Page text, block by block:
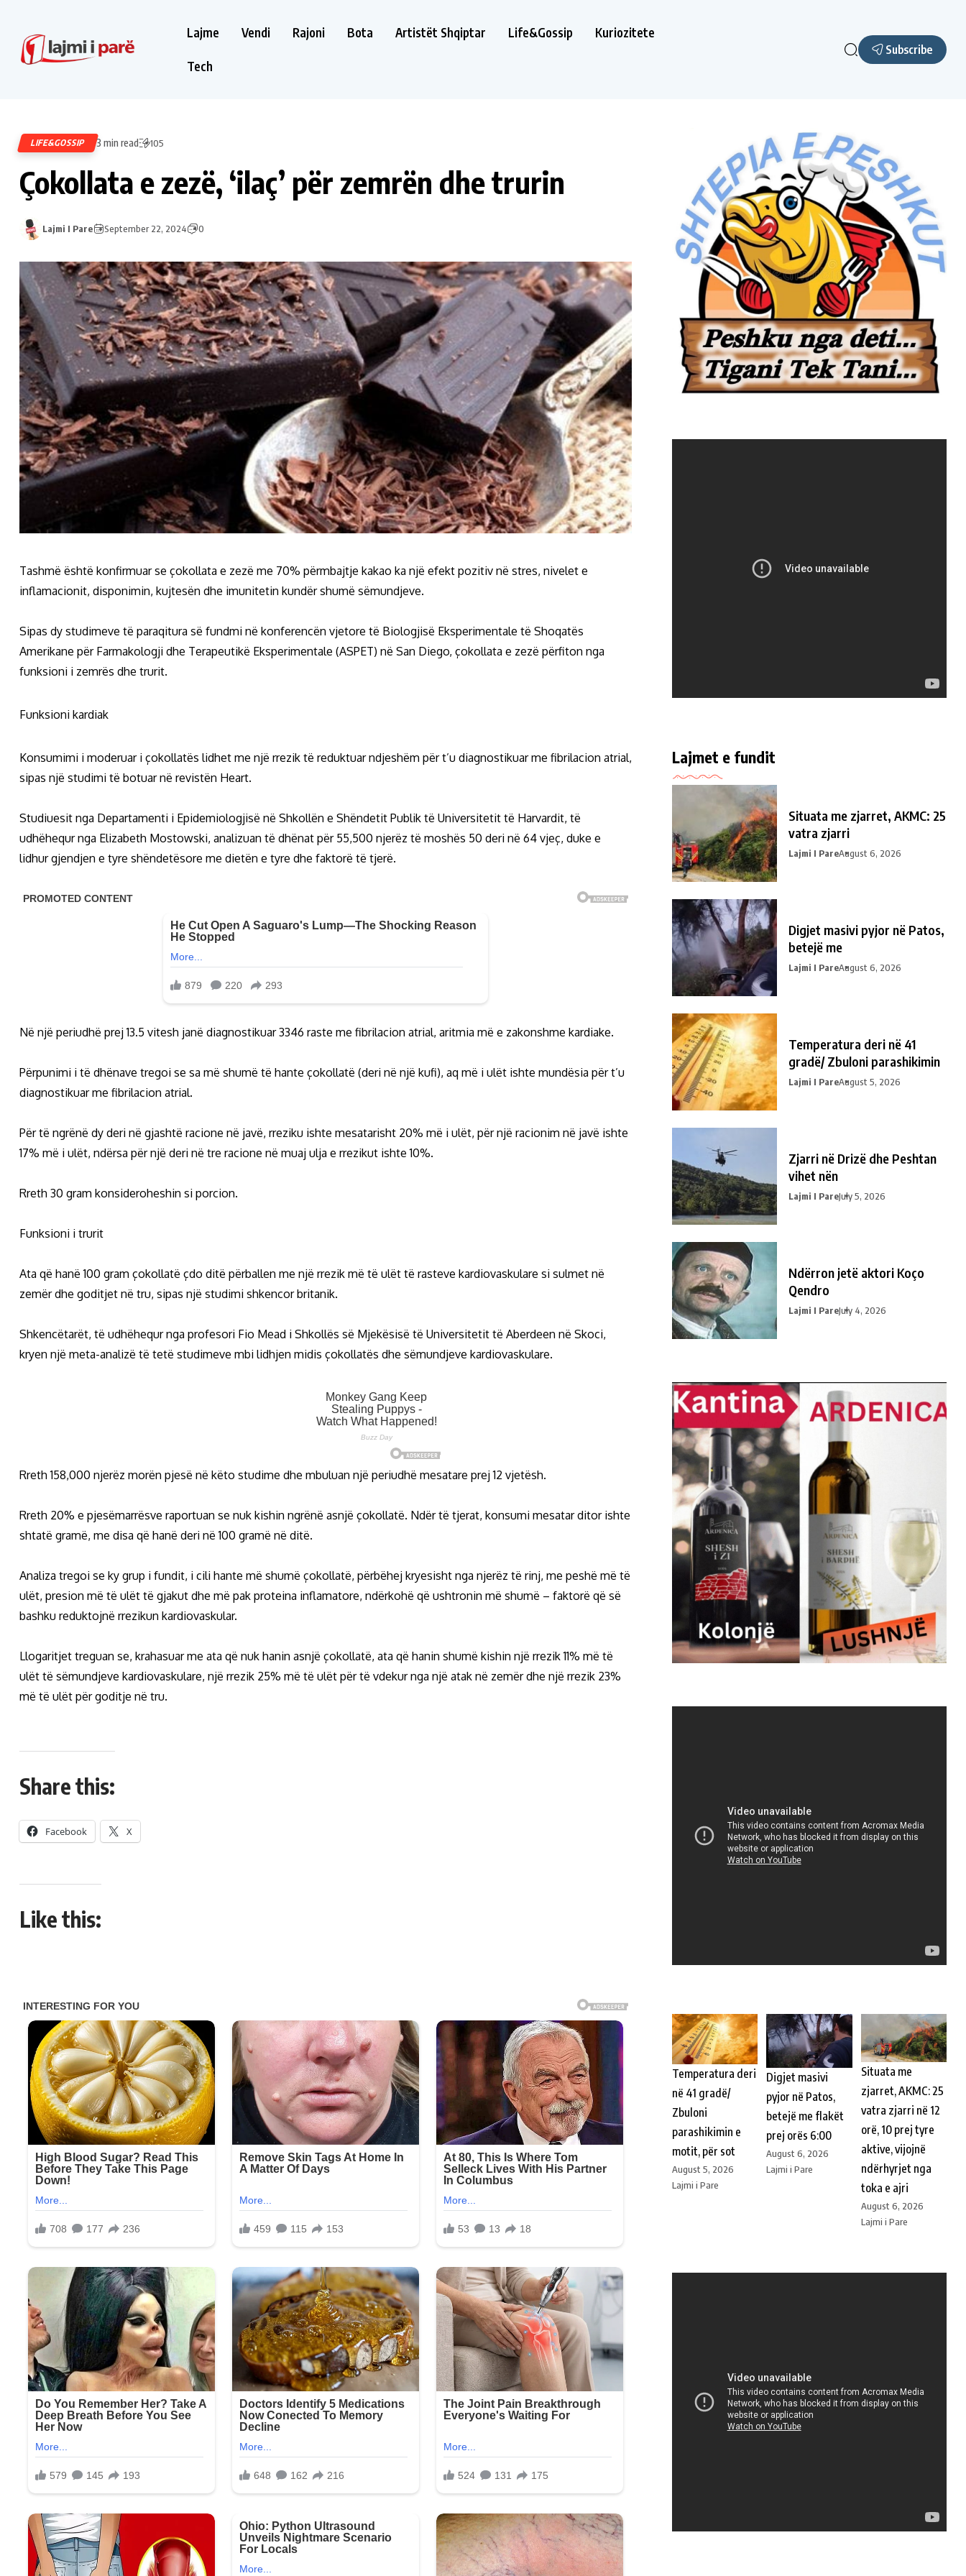
Lajme Vendi Rajoni Bota Artistët Shqiptar Life&Gossip Kuriozitete
Tech
Subscribe
LIFE&GOSSIP 3 min read 105
Çokollata e zezë, ‘ilaç’ për zemrën dhe trurin
Lajmi I Pare September 22, 2024 0
Tashmë është konfirmuar se çokollata e zezë me 70% përmbajtje kakao ka një efekt pozitiv në stres, nivelet e
inflamacionit, disponimin, kujtesën dhe imunitetin kundër shumë sëmundjeve.
Sipas dy studimeve të paraqitura së fundmi në konferencën vjetore të Biologjisë Eksperimentale të Shoqatës
Amerikane për Farmakologji dhe Terapeutikë Eksperimentale (ASPET) në San Diego, çokollata e zezë përfiton nga
funksioni i zemrës dhe trurit.
Funksioni kardiak
Konsumimi i moderuar i çokollatës lidhet me një rrezik të reduktuar ndjeshëm për t’u diagnostikuar me fibrilacion atrial,
sipas një studimi të botuar në revistën Heart.
Studiuesit nga Departamenti i Epidemiologjisë në Shkollën e Shëndetit Publik të Universitetit të Harvardit, të
udhëhequr nga Elizabeth Mostowski, analizuan të dhënat për 55,500 njerëz të moshës 50 deri në 64 vjeç, duke e
lidhur gjendjen e tyre shëndetësore me dietën e tyre dhe faktorë të tjerë.
Në një periudhë prej 13.5 vitesh janë diagnostikuar 3346 raste me fibrilacion atrial, aritmia më e zakonshme kardiake.
Përpunimi i të dhënave tregoi se sa më shumë të hante çokollatë (deri në një kufi), aq më i ulët ishte mundësia për t’u
diagnostikuar me fibrilacion atrial.
Për të ngrënë dy deri në gjashtë racione në javë, rreziku ishte mesatarisht 20% më i ulët, për një racionim në javë ishte
17% më i ulët, ndërsa për një deri në tre racione në muaj ulja e rrezikut ishte 10%.
Rreth 30 gram konsideroheshin si porcion.
Funksioni i trurit
Ata që hanë 100 gram çokollatë çdo ditë përballen me një rrezik më të ulët të rasteve kardiovaskulare si sulmet në
zemër dhe goditjet në tru, sipas një studimi shkencor britanik.
Shkencëtarët, të udhëhequr nga profesori Fio Mead i Shkollës së Mjekësisë të Universitetit të Aberdeen në Skoci,
kryen një meta-analizë të tetë studimeve mbi lidhjen midis çokollatës dhe sëmundjeve kardiovaskulare.
Rreth 158,000 njerëz morën pjesë në këto studime dhe mbuluan një periudhë mesatare prej 12 vjetësh.
Rreth 20% e pjesëmarrësve raportuan se nuk kishin ngrënë asnjë çokollatë. Ndër të tjerat, konsumi mesatar ditor ishte
shtatë gramë, me disa që hanë deri në 100 gramë në ditë.
Analiza tregoi se ky grup i fundit, i cili hante më shumë çokollatë, përbëhej kryesisht nga njerëz të rinj, me peshë më të
ulët, presion më të ulët të gjakut dhe më pak proteina inflamatore, ndërkohë që ushtronin më shumë – faktorë që së
bashku reduktojnë rrezikun kardiovaskular.
Llogaritjet treguan se, krahasuar me ata që nuk hanin asnjë çokollatë, ata që hanin shumë kishin një rrezik 11% më të
ulët të sëmundjeve kardiovaskulare, një rrezik 25% më të ulët për të vdekur nga një atak në zemër dhe një rrezik 23%
më të ulët për goditje në tru.
Share this:
Facebook X
Like this:
Lajmet e fundit
Situata me zjarret, AKMC: 25
vatra zjarri
Lajmi I PareAugust 6, 2026
Digjet masivi pyjor në Patos,
betejë me
Lajmi I PareAugust 6, 2026
Temperatura deri në 41
gradë/ Zbuloni parashikimin
Lajmi I PareAugust 5, 2026
Zjarri në Drizë dhe Peshtan
vihet nën
Lajmi I PareJuly 5, 2026
Ndërron jetë aktori Koço
Qendro
Lajmi I PareJuly 4, 2026
Temperatura deri
në 41 gradë/
Zbuloni
parashikimin e
motit, për sot
August 5, 2026
Lajmi i Pare
Digjet masivi
pyjor në Patos,
betejë me flakët
prej orës 6:00
August 6, 2026
Lajmi i Pare
Situata me
zjarret, AKMC: 25
vatra zjarri në 12
orë, 10 prej tyre
aktive, vijojnë
ndërhyrjet nga
toka e ajri
August 6, 2026
Lajmi i Pare